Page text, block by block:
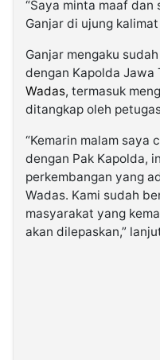
“Saya minta maaf dan
Ganjar di ujung
Ganjar mengaku
dengan Kapolda Jawa
Wadas, termasuk
ditangkap oleh
“Kemarin malam saya
dengan Pak Kapolda,
perkembangan yang
Wadas. Kami sudah
masyarakat yang
akan dilepaskan,”